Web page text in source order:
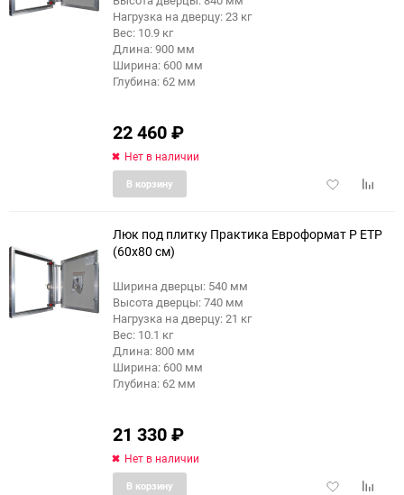
Нагрузка на дверцу: 23 кг
Вес: 10.9 кг
Длина: 900 мм
Ширина: 600 мм
Глубина: 62 мм
22 460₽
Нет в наличии
Добавить
В корзину
Люк под плитку Практика Евроформат Р ЕТР
(60x80 см)
Ширина дверцы: 540 мм
Высота дверцы: 740 мм
Нагрузка на дверцу: 21 кг
Вес: 10.1 кг
Длина: 800 мм
Ширина: 600 мм
Глубина: 62 мм
21 330₽
Нет в наличии
Добавить
В корзину